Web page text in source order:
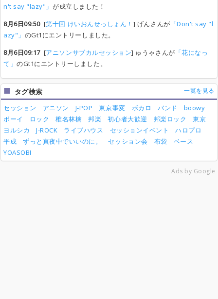
n't say "lazy"」 が成立しました！
8月6日09:50[第十回 けいおんせっしょん！ ] げんさんが 「Don't say "l
azy"」 のGt1にエントリーしました。
8月6日09:17[アニソンサブカルセッション] ゅうゃさんが 「花になっ
て」のGt1にエントリーしました。
タグ検索 一覧を見る
セッション アニソン J-POP 東京事変 ボカロ バンド
boowy
ボーイ
ロック 椎名林檎 邦楽 初心者大歓迎 邦楽ロック
東京
ヨルシカ
J-ROCK ライブハウス セッションイベント
ハロプロ
平成
ずっと真夜中でいいのに。 セッション会 布袋
ベース
YOASOBI
Ads by Google